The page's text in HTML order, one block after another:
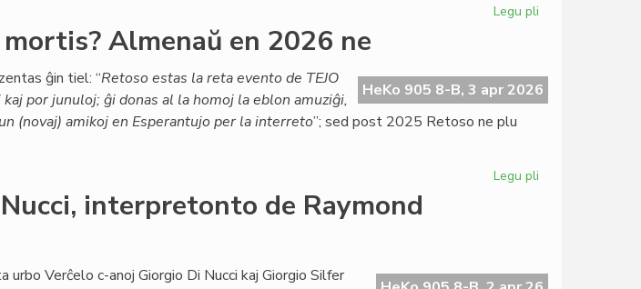
Legu pli
Nur
se
Almenaŭ en 2026 ne
HeKo 905 8-B, 3 apr 2026
ĝin tiel: “Retoso estas la reta evento de TEJO
por junuloj; ĝi donas al la homoj la eblon amuziĝi,
(novaj) amikoj en Esperantujo per la interreto”; sed post 2025 Retoso ne plu
Legu pli
en
interpretonto de Raymond
urbo Verĉelo c-anoj Giorgio Di Nucci kaj Giorgio Silfer